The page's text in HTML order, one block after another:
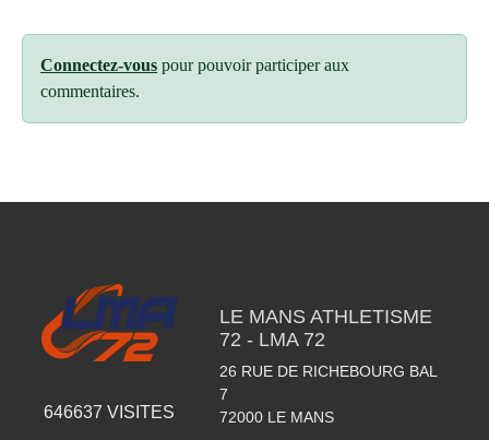
Connectez-vous pour pouvoir participer aux
commentaires.
646637 VISITES
LE MANS ATHLETISME
72 - LMA 72
26 RUE DE RICHEBOURG BAL
7
72000 LE MANS